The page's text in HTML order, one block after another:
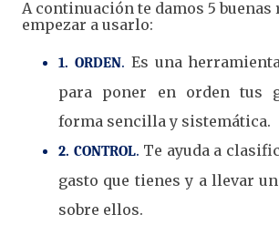
A continuación te damos 5 buenas
empezar a usarlo:
1. ORDEN. Es una
para poner en orden tus
forma sencilla y sistemática.
2. CONTROL. Te ayuda a
gasto que tienes y a llevar
sobre ellos.